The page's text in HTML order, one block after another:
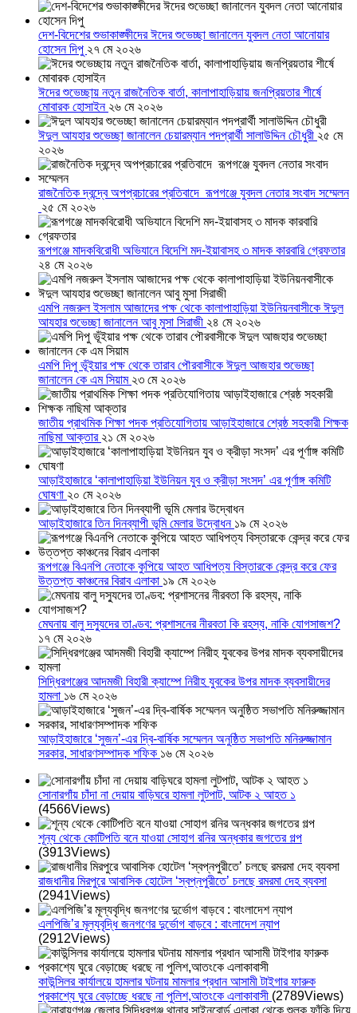
দেশ-বিদেশের শুভাকাঙ্ক্ষীদের ঈদের শুভেচ্ছা জানালেন যুবদল নেতা আনোয়ার
হোসেন দিপু ২৭ মে ২০২৬
ঈদের শুভেচ্ছায় নতুন রাজনৈতিক বার্তা, কালাপাহাড়িয়ায় জনপ্রিয়তার শীর্ষে
মোবারক হোসাইন ২৬ মে ২০২৬
ঈদুল আযহার শুভেচ্ছা জানালেন চেয়ারম্যান পদপ্রার্থী সালাউদ্দিন চৌধুরী ২৫ মে
২০২৬
রাজনৈতিক দ্বন্দ্বে অপপ্রচারের প্রতিবাদে ‎রূপগঞ্জে যুবদল নেতার সংবাদ সম্মেলন
২৫ মে ২০২৬
রূপগঞ্জে মাদকবিরোধী অভিযানে বিদেশি মদ-ইয়াবাসহ ৩ মাদক কারবারি গ্রেফতার
২৪ মে ২০২৬
এমপি নজরুল ইসলাম আজাদের পক্ষ থেকে কালাপাহাড়িয়া ইউনিয়নবাসীকে ঈদুল
আযহার শুভেচ্ছা জানালেন আবু মুসা সিরাজী ২৪ মে ২০২৬
এমপি দিপু ভূঁইয়ার পক্ষ থেকে তারাব পৌরবাসীকে ঈদুল আজহার শুভেচ্ছা
জানালেন কে এম সিয়াম ২৩ মে ২০২৬
জাতীয় প্রাথমিক শিক্ষা পদক প্রতিযোগিতায় আড়াইহাজারে শ্রেষ্ঠ সহকারী শিক্ষক
নাছিমা আক্তার ২১ মে ২০২৬
আড়াইহাজারে ‘কালাপাহাড়িয়া ইউনিয়ন যুব ও ক্রীড়া সংসদ’ এর পূর্ণাঙ্গ কমিটি
ঘোষণা ২০ মে ২০২৬
আড়াইহাজারে তিন দিনব্যাপী ভূমি মেলার উদ্বোধন ১৯ মে ২০২৬
রূপগঞ্জে বিএনপি নেতাকে কুপিয়ে আহত আধিপত্য বিস্তারকে কেন্দ্র করে ফের
উত্তপ্ত কাঞ্চনের বিরাব এলাকা ১৯ মে ২০২৬
মেঘনায় বালু দস্যুদের তাণ্ডব: প্রশাসনের নীরবতা কি রহস্য, নাকি যোগসাজশ?
১৭ মে ২০২৬
সিদ্ধিরগঞ্জের আদমজী বিহারী ক্যাম্পে নিরীহ যুবকের উপর মাদক ব্যবসায়ীদের
হামলা ১৬ মে ২০২৬
আড়াইহাজারে ‘সুজন’-এর দ্বি-বার্ষিক সম্মেলন অনুষ্ঠিত সভাপতি মনিরুজ্জামান
সরকার, সাধারণসম্পাদক শফিক ১৬ মে ২০২৬
সোনারগাঁয় চাঁদা না দেয়ায় বাড়িঘরে হামলা লুটপাট, আটক ২ আহত ১
(4566Views)
শূন্য থেকে কোটিপতি বনে যাওয়া সোহাগ রনির অন্ধকার জগতের গল্প
(3913Views)
রাজধানীর মিরপুরে আবাসিক হোটেল ‘স্বপ্নপুরীতে’ চলছে রমরমা দেহ ব্যবসা
(2941Views)
এলপিজি’র মূল্যবৃদ্ধি জনগণের দুর্ভোগ বাড়বে : বাংলাদেশ ন্যাপ
(2912Views)
কাউন্সিলর কার্যালয়ে হামলার ঘটনায় মামলার প্রধান আসামী টাইগার ফারুক
প্রকাশ্যে ঘুরে বেড়াচ্ছে ধরছে না পুলিশ,আতংকে এলাকাবাসী (2789Views)